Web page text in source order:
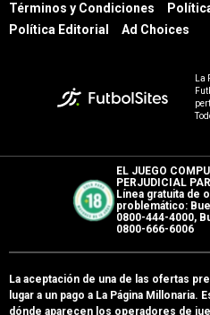
Términos y Condiciones
Política Editorial
Ad Choices
La
EL JUEGO
PERJUDICIAL
Línea gratuita de
problemático:
0800-444-4000,
0800-666-6006
La aceptación de una de las ofertas
lugar a un pago a La Página Millonaria.
dónde aparecen los operadores de